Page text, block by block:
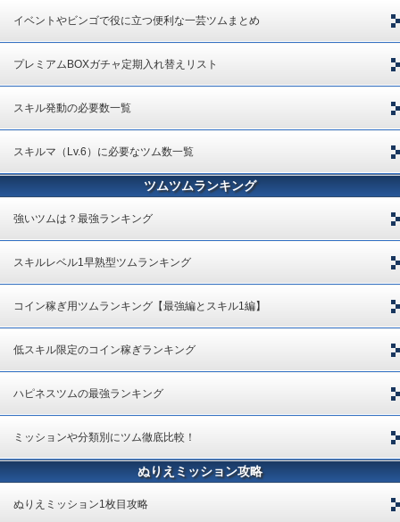
イベントやビンゴで役に立つ便利な一芸ツムまとめ
プレミアムBOXガチャ定期入れ替えリスト
スキル発動の必要数一覧
スキルマ（Lv.6）に必要なツム数一覧
ツムツムランキング
強いツムは？最強ランキング
スキルレベル1早熟型ツムランキング
コイン稼ぎ用ツムランキング【最強編とスキル1編】
低スキル限定のコイン稼ぎランキング
ハピネスツムの最強ランキング
ミッションや分類別にツム徹底比較！
ぬりえミッション攻略
ぬりえミッション1枚目攻略